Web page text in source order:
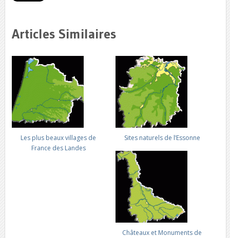
Articles Similaires
Les plus beaux villages de
France des Landes
Sites naturels de l’Essonne
Châteaux et Monuments de